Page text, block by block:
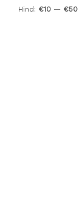
Hind: €10— €50